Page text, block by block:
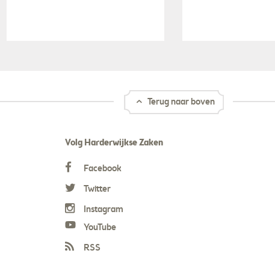
Terug naar boven
Volg Harderwijkse Zaken
Facebook
Twitter
Instagram
YouTube
RSS